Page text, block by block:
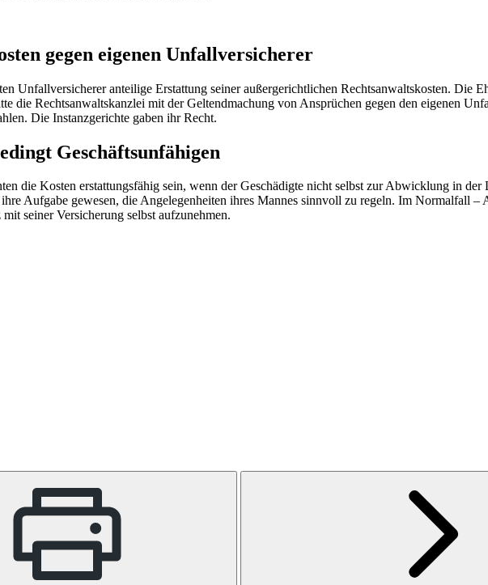
gegen eigenen Unfallversicherer
Unfallversicherer anteilige Erstattung seiner außergerichtlichen Rechtsanwaltskosten. Die
die Rechtsanwaltskanzlei mit der Geltendmachung von Ansprüchen gegen den eigenen
Die Instanzgerichte gaben ihr Recht.
Geschäftsunfähigen
die Kosten erstattungsfähig sein, wenn der Geschädigte nicht selbst zur Abwicklung in der
Aufgabe gewesen, die Angelegenheiten ihres Mannes sinnvoll zu regeln. Im Normalfall
seiner Versicherung selbst aufzunehmen.